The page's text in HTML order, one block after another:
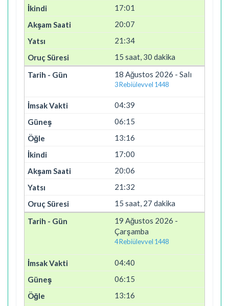
17:01
20:07
21:34
15 saat, 30 dakika
18 Ağustos 2026 - Salı
3 Rebiülevvel 1448
04:39
06:15
13:16
17:00
20:06
21:32
15 saat, 27 dakika
19 Ağustos 2026 -
Çarşamba
4 Rebiülevvel 1448
04:40
06:15
13:16